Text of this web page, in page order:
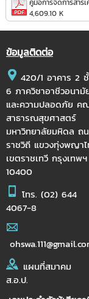
4,609.10 K
ข้อมูลติดต่อ
420/1 อาคาร 2
6 ภาควิชาอาชีวอนามั
และความปลอดภัย ค
สาธารณสุขศาสตร์
มหาวิทยาลัยมหิดล ถ
ราชวิถี แขวงทุ่งพญา
เขตราชเทวี กรุงเทพฯ
10400
โทร. (02) 644
4067-8
แผนที่สมาคม
ส.อ.ป.